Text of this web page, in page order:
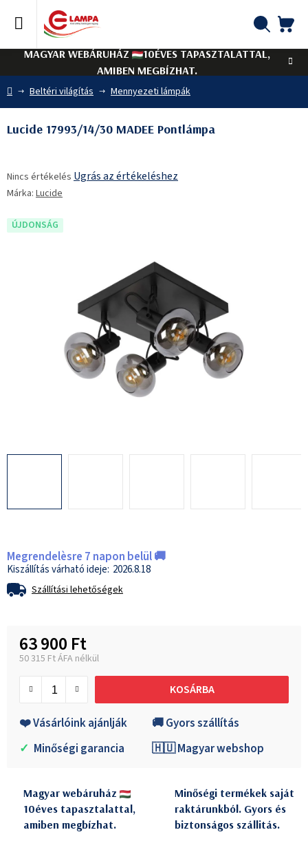
tartalomhoz
MAGYAR WEBÁRUHÁZ
10ÉVES TAPASZTALATTAL,
AMIBEN MEGBÍZHAT.
Kezdőlap
Beltéri világítás Mennyezeti lámpák
Megrendelèsre 7 napon belül 🚚
2026.8.18
Szállítási lehetőségek
63 900 Ft
50 315 Ft ÁFA nélkül
KOSÁRBA
❤️ Vásárlóink ajánlják
🚚 Gyors szállítás
✓ Minőségi garancia 🇭🇺 Magyar webshop
Lucide 17993/14/30 MADEE Pontlámpa
termék
átlagos
5-
Nincs értékelés Ugrás az értékeléshez
Márka: Lucide
ÚJDONSÁG
Magyar webáruház
10éves tapasztalattal,
amiben megbízhat.
Minőségi termékek saját
raktárunkból. Gyors és
biztonságos szállitás.